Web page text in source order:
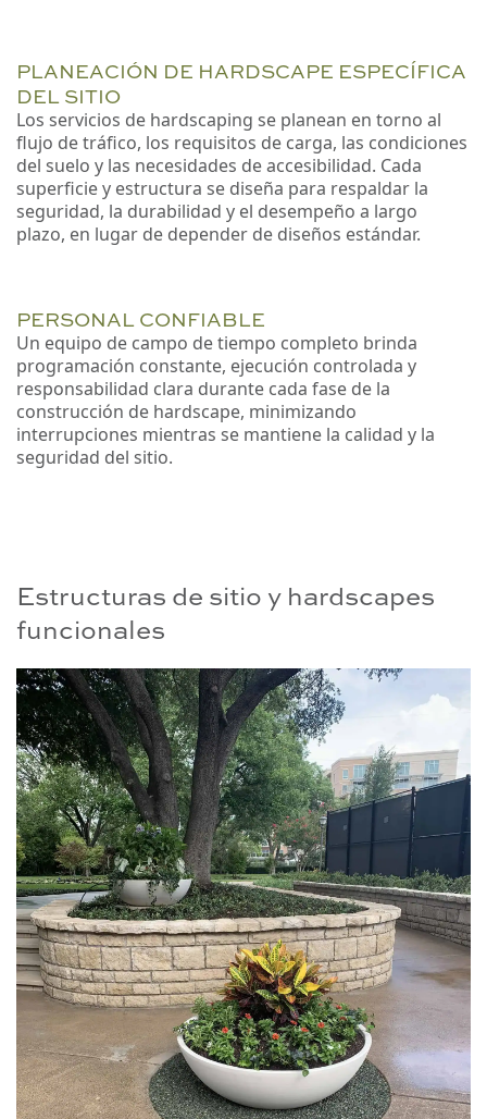
PLANEACIÓN DE HARDSCAPE ESPECÍFICA
DEL SITIO
Los servicios de hardscaping se planean en torno al
flujo de tráfico, los requisitos de carga, las condiciones
del suelo y las necesidades de accesibilidad. Cada
superficie y estructura se diseña para respaldar la
seguridad, la durabilidad y el desempeño a largo
plazo, en lugar de depender de diseños estándar.
PERSONAL CONFIABLE
Un equipo de campo de tiempo completo brinda
programación constante, ejecución controlada y
responsabilidad clara durante cada fase de la
construcción de hardscape, minimizando
interrupciones mientras se mantiene la calidad y la
seguridad del sitio.
Estructuras de sitio y hardscapes
funcionales